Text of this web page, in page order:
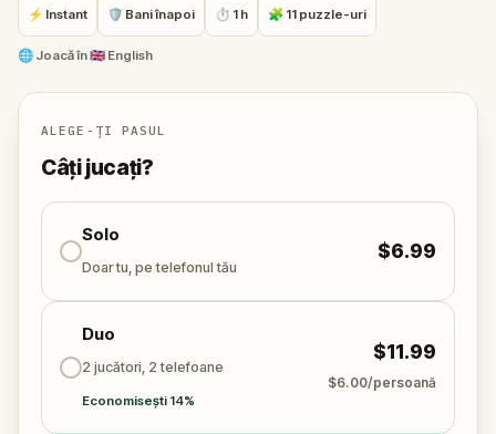
Please note that this game ends in a different place
than it starts.
Market St, Philadelphia, PA 19106, USA.
Ending point: National Constitution Center: 525 Arch
St, Philadelphia, PA 19106, USA.
⚡ Instant 🛡 Bani înapoi ⏱ 1 h 🧩 11 puzzle-uri
🌐 Joacă în🇬🇧 English
ALEGE-ȚI PASUL
Câți jucați?
Solo
Doar tu, pe telefonul tău
$6.99
Duo
2 jucători, 2 telefoane
Economisești 14%
$11.99
$6.00/persoană